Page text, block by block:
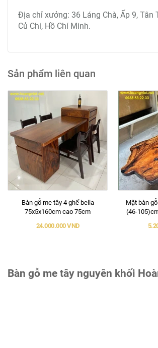
Địa chỉ xưởng: 36 Láng Chà, Ấp 9, Tân
Củ Chi, Hồ Chí Minh.
Sản phẩm liên quan
Bàn gỗ me tây 4 ghế bella
75x5x160cm cao 75cm
24.000.000 VND
Mặt bàn
(46-
Bàn gỗ me tây nguyên khối